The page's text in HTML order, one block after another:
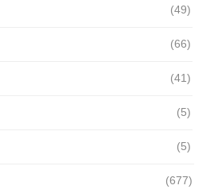
(49)
(66)
(41)
(5)
(5)
(677)